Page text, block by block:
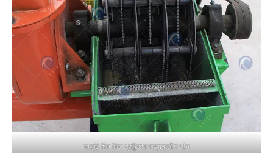
হাতুড়ি মিল ফিড গ্রাইন্ডার অভ্যন্তরীণ গঠন